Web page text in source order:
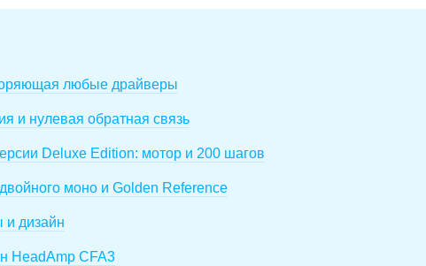
любые драйверы
и нулевая обратная связь
Deluxe Edition: мотор и 200 шагов
моно и Golden Reference
дизайн
HeadAmp CFA3